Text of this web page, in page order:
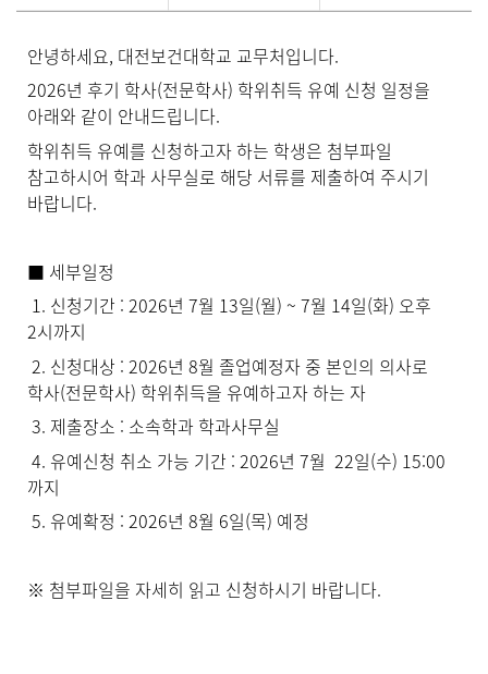
안녕하세요, 대전보건대학교 교무처입니다.
2026년 후기 학사(전문학사) 학위취득 유예 신청 일정을
아래와 같이 안내드립니다.
학위취득 유예를 신청하고자 하는 학생은 첨부파일
참고하시어 학과 사무실로 해당 서류를 제출하여 주시기
바랍니다.
■ 세부일정
1. 신청기간 : 2026년 7월 13일(월) ~ 7월 14일(화) 오후
2시까지
2. 신청대상 : 2026년 8월 졸업예정자 중 본인의 의사로
학사(전문학사) 학위취득을 유예하고자 하는 자
3. 제출장소 : 소속학과 학과사무실
4. 유예신청 취소 가능 기간 : 2026년 7월 22일(수) 15:00
까지
5. 유예확정 : 2026년 8월 6일(목) 예정
※ 첨부파일을 자세히 읽고 신청하시기 바랍니다.